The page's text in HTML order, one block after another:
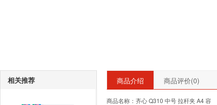
相关推荐 商品介绍 商品评价(0)
商品名称：齐心 Q310 中号 拉杆夹 A4 容